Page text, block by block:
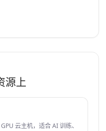
源上
云主机，适合 AI 训练、